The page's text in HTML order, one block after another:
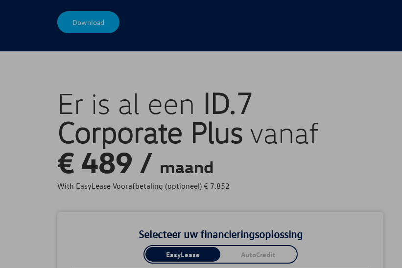
Download
Er is al een ID.7
Corporate Plus vanaf
€ 489 / maand
With EasyLease Voorafbetaling (optioneel) € 7.852
Selecteer uw financieringsoplossing
EasyLease AutoCredit